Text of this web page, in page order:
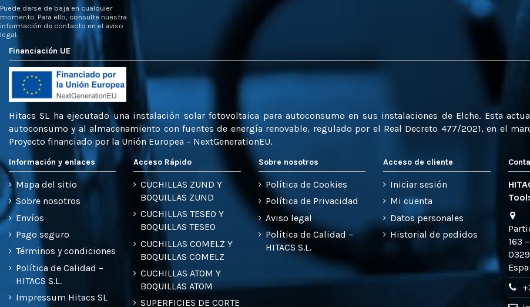
Puede darse de baja en cualquier
momento. Para ello, consulte nuestra
información de contacto en el aviso
legal.
Financiación UE
Hitacs SL ha ejecutado una instalación solar fotovoltaica para autoconsumo en sus instalaciones de Elche. Esta
autoconsumo y al almacenamiento con fuentes de energía renovable, regulado por el Real Decreto 477/2021, en el
Proyecto financiado por la Unión Europea – NextGenerationEU.
Información y enlaces
Mapa del sitio
Sobre nosotros
Envíos
Pago seguro
Términos y condiciones
Política de Calidad –
HITACS S.L.
Impressum Hitacs SL
Acceso Rápido
CUCHILLAS ZUND Y
BOQUILLAS ZUND
CUCHILLAS TESEO Y
BOQUILLAS TESEO
CUCHILLAS COMELZ Y
BOQUILLAS COMELZ
CUCHILLAS ATOM Y
BOQUILLAS ATOM
SUPERFICIES DE CORTE
Sobre nosotros
Política de Cookies
Política de Privacidad
Aviso legal
Política de Calidad –
HITACS S.L.
Acceso de cliente
Iniciar sesión
Mi cuenta
Datos personales
Historial de pedidos
163